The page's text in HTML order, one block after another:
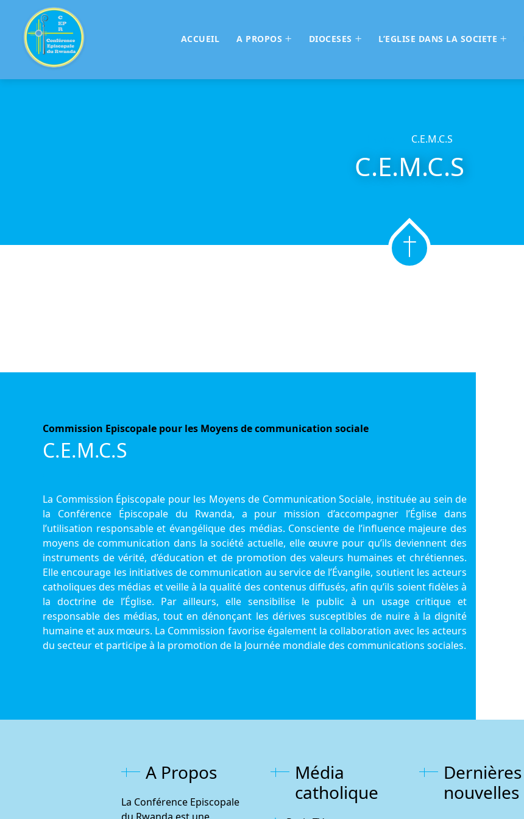
ACCUEIL A PROPOS DIOCESES L’EGLISE DANS LA SOCIETE
C.E.M.C.S
C.E.M.C.S
Commission Episcopale pour les Moyens de communication sociale
C.E.M.C.S
La Commission Épiscopale pour les Moyens de Communication Sociale, instituée au sein de
la Conférence Épiscopale du Rwanda, a pour mission d’accompagner l’Église dans
l’utilisation responsable et évangélique des médias. Consciente de l’influence majeure des
moyens de communication dans la société actuelle, elle œuvre pour qu’ils deviennent des
instruments de vérité, d’éducation et de promotion des valeurs humaines et chrétiennes.
Elle encourage les initiatives de communication au service de l’Évangile, soutient les acteurs
catholiques des médias et veille à la qualité des contenus diffusés, afin qu’ils soient fidèles à
la doctrine de l’Église. Par ailleurs, elle sensibilise le public à un usage critique et
responsable des médias, tout en dénonçant les dérives susceptibles de nuire à la dignité
humaine et aux mœurs. La Commission favorise également la collaboration avec les acteurs
du secteur et participe à la promotion de la Journée mondiale des communications sociales.
A Propos
La Conférence Episcopale
Média
catholique
Dernières
nouvelles